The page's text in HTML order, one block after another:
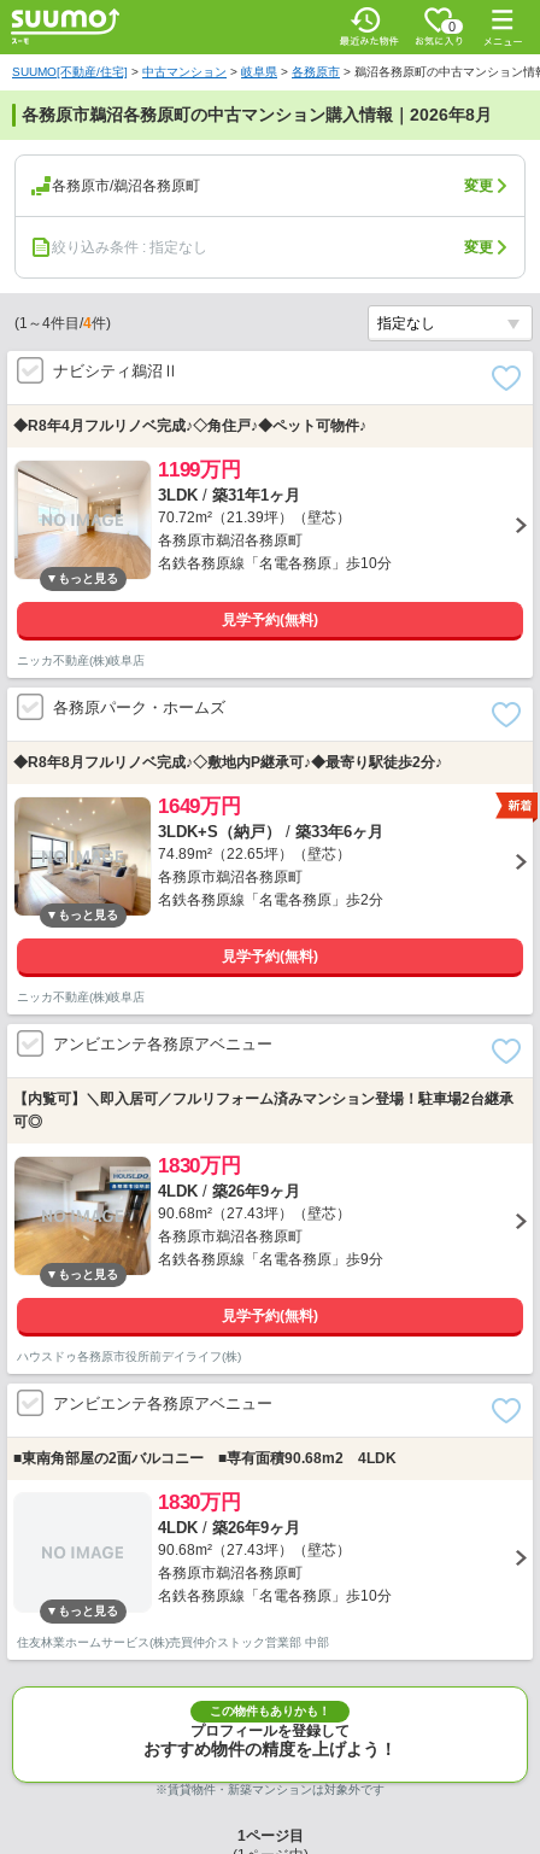
0
SUUMO[不動産/住宅] > 中古マンション > 岐阜県 > 各務原市 > 鵜沼各務原町の中古マンション情
各務原市鵜沼各務原町の中古マンション購入情報｜2026年8月
各務原市/鵜沼各務原町 変更
絞り込み条件 : 指定なし 変更
(1 ～4件目/4件)
ナビシティ鵜沼Ⅱ
◆R8年4月フルリノベ完成♪◇角住戸♪◆ペット可物件♪
1199万円
3LDK / 築31年1ヶ月
70.72m²（21.39坪）（壁芯）
各務原市鵜沼各務原町
名鉄各務原線「名電各務原」歩10分
見学予約(無料)
ニッカ不動産(株)岐阜店
各務原パーク・ホームズ
◆R8年8月フルリノベ完成♪◇敷地内P継承可♪◆最寄り駅徒歩2分♪
1649万円
3LDK+S（納戸） / 築33年6ヶ月
74.89m²（22.65坪）（壁芯）
各務原市鵜沼各務原町
名鉄各務原線「名電各務原」歩2分
見学予約(無料)
ニッカ不動産(株)岐阜店
アンビエンテ各務原アベニュー
【内覧可】＼即入居可／フルリフォーム済みマンション登場！駐車場2台継承
可◎
1830万円
4LDK / 築26年9ヶ月
90.68m²（27.43坪）（壁芯）
各務原市鵜沼各務原町
名鉄各務原線「名電各務原」歩9分
見学予約(無料)
ハウスドゥ各務原市役所前デイライフ(株)
アンビエンテ各務原アベニュー
■東南角部屋の2面バルコニー ■専有面積90.68m2 4LDK
1830万円
4LDK / 築26年9ヶ月
90.68m²（27.43坪）（壁芯）
各務原市鵜沼各務原町
名鉄各務原線「名電各務原」歩10分
住友林業ホームサービス(株)売買仲介ストック営業部 中部
この物件もありかも！
プロフィールを登録して
おすすめ物件の精度を上げよう！
※賃貸物件・新築マンションは対象外です
1ページ目